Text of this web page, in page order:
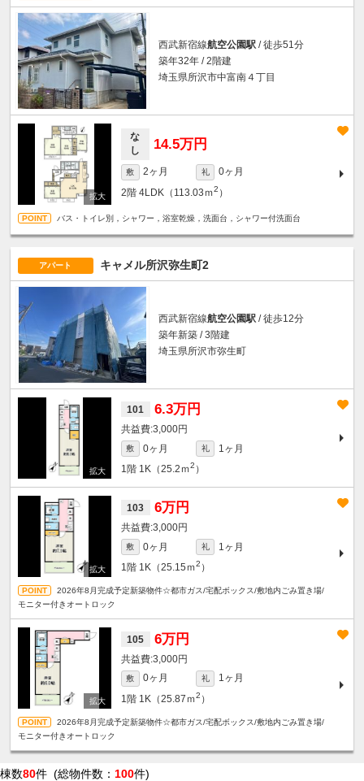
西武新宿線航空公園駅 / 徒歩51分
築年32年 / 2階建
埼玉県所沢市中富南４丁目
な
し
14.5万円
敷 2ヶ月 礼
0ヶ月
2階 4LDK（113.03ｍ2 ）
バス・トイレ別，シャワー，浴室乾燥，洗面台，シャワー付洗面台
アパート キャメル所沢弥生町2
西武新宿線航空公園駅 / 徒歩12分
築年新築 / 3階建
埼玉県所沢市弥生町
101 6.3万円
3,000円
敷 0ヶ月 礼
1ヶ月
1階 1K（25.2ｍ2 ）
103 6万円
3,000円
敷 0ヶ月 礼
1ヶ月
1階 1K（25.15ｍ2 ）
2026年8月完成予定新築物件☆都市ガス/宅配ボックス/敷地内ごみ置き場/
モニター付きオートロック
105 6万円
3,000円
敷 0ヶ月 礼
1ヶ月
1階 1K（25.87ｍ2 ）
2026年8月完成予定新築物件☆都市ガス/宅配ボックス/敷地内ごみ置き場/
モニター付きオートロック
棟数80件 (総物件数： 100件)